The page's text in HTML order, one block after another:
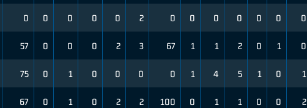
0 0 0 0 0 2 0 0 0 0 0 0 0
57 0 0 0 2 3 67 1 1 2 0 1 0
75 0 1 0 0 0 0 1 4 5 1 0 1
67 0 1 0 2 2 100 0 1 1 0 0 2